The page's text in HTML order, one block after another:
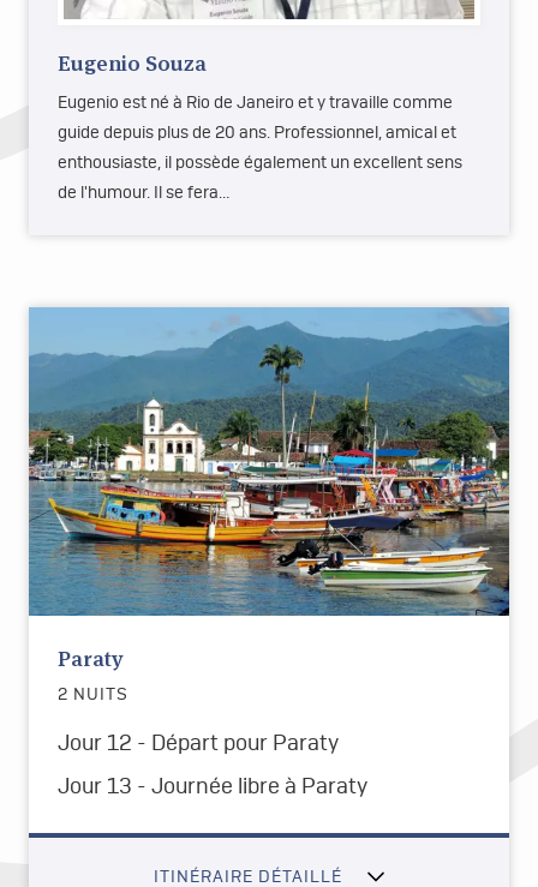
Eugenio Souza
Eugenio est né à Rio de Janeiro et y travaille comme
guide depuis plus de 20 ans. Professionnel, amical et
enthousiaste, il possède également un excellent sens
de l'humour. Il se fera…
Paraty
2 NUITS
Jour 12 - Départ pour Paraty
Jour 13 - Journée libre à Paraty
ITINÉRAIRE DÉTAILLÉ